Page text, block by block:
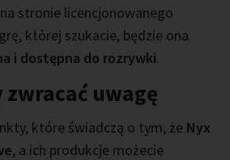
stronie licencjonowanego
której szukacie, będzie ona
i dostępna do rozrywki.
zwracać uwagę
które świadczą o tym, że Nyx
, a ich produkcje możecie